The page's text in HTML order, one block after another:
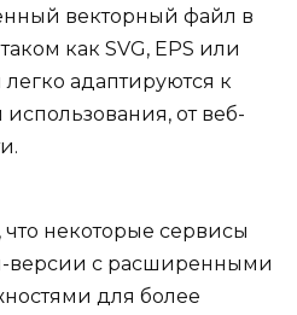
векторный файл в
как SVG, EPS или
адаптируются к
от веб-
что некоторые сервисы
версии с расширенными
для более